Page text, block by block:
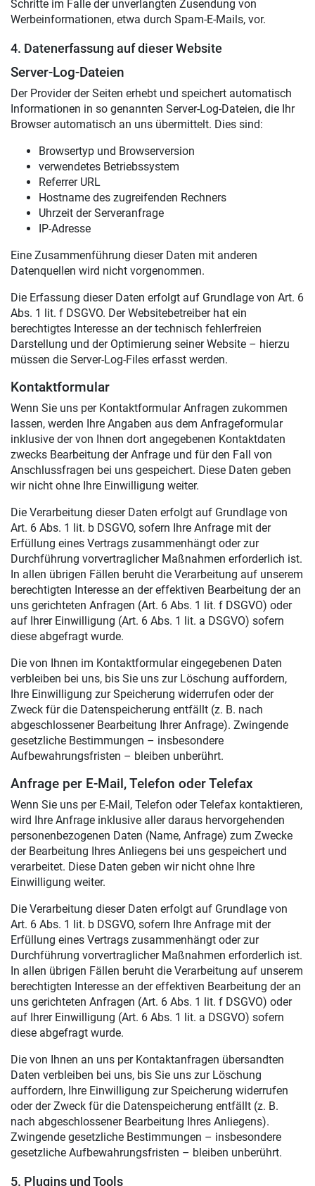
Schritte im Falle der unverlangten Zusendung von
Werbeinformationen, etwa durch Spam-E-Mails, vor.
4. Datenerfassung auf dieser Website
Server-Log-Dateien
Der Provider der Seiten erhebt und speichert automatisch
Informationen in so genannten Server-Log-Dateien, die Ihr
Browser automatisch an uns übermittelt. Dies sind:
Browsertyp und Browserversion
verwendetes Betriebssystem
Referrer URL
Hostname des zugreifenden Rechners
Uhrzeit der Serveranfrage
IP-Adresse
Eine Zusammenführung dieser Daten mit anderen
Datenquellen wird nicht vorgenommen.
Die Erfassung dieser Daten erfolgt auf Grundlage von Art. 6
Abs. 1 lit. f DSGVO. Der Websitebetreiber hat ein
berechtigtes Interesse an der technisch fehlerfreien
Darstellung und der Optimierung seiner Website – hierzu
müssen die Server-Log-Files erfasst werden.
Kontaktformular
Wenn Sie uns per Kontaktformular Anfragen zukommen
lassen, werden Ihre Angaben aus dem Anfrageformular
inklusive der von Ihnen dort angegebenen Kontaktdaten
zwecks Bearbeitung der Anfrage und für den Fall von
Anschlussfragen bei uns gespeichert. Diese Daten geben
wir nicht ohne Ihre Einwilligung weiter.
Die Verarbeitung dieser Daten erfolgt auf Grundlage von
Art. 6 Abs. 1 lit. b DSGVO, sofern Ihre Anfrage mit der
Erfüllung eines Vertrags zusammenhängt oder zur
Durchführung vorvertraglicher Maßnahmen erforderlich ist.
In allen übrigen Fällen beruht die Verarbeitung auf unserem
berechtigten Interesse an der effektiven Bearbeitung der an
uns gerichteten Anfragen (Art. 6 Abs. 1 lit. f DSGVO) oder
auf Ihrer Einwilligung (Art. 6 Abs. 1 lit. a DSGVO) sofern
diese abgefragt wurde.
Die von Ihnen im Kontaktformular eingegebenen Daten
verbleiben bei uns, bis Sie uns zur Löschung auffordern,
Ihre Einwilligung zur Speicherung widerrufen oder der
Zweck für die Datenspeicherung entfällt (z. B. nach
abgeschlossener Bearbeitung Ihrer Anfrage). Zwingende
gesetzliche Bestimmungen – insbesondere
Aufbewahrungsfristen – bleiben unberührt.
Anfrage per E-Mail, Telefon oder Telefax
Wenn Sie uns per E-Mail, Telefon oder Telefax kontaktieren,
wird Ihre Anfrage inklusive aller daraus hervorgehenden
personenbezogenen Daten (Name, Anfrage) zum Zwecke
der Bearbeitung Ihres Anliegens bei uns gespeichert und
verarbeitet. Diese Daten geben wir nicht ohne Ihre
Einwilligung weiter.
Die Verarbeitung dieser Daten erfolgt auf Grundlage von
Art. 6 Abs. 1 lit. b DSGVO, sofern Ihre Anfrage mit der
Erfüllung eines Vertrags zusammenhängt oder zur
Durchführung vorvertraglicher Maßnahmen erforderlich ist.
In allen übrigen Fällen beruht die Verarbeitung auf unserem
berechtigten Interesse an der effektiven Bearbeitung der an
uns gerichteten Anfragen (Art. 6 Abs. 1 lit. f DSGVO) oder
auf Ihrer Einwilligung (Art. 6 Abs. 1 lit. a DSGVO) sofern
diese abgefragt wurde.
Die von Ihnen an uns per Kontaktanfragen übersandten
Daten verbleiben bei uns, bis Sie uns zur Löschung
auffordern, Ihre Einwilligung zur Speicherung widerrufen
oder der Zweck für die Datenspeicherung entfällt (z. B.
nach abgeschlossener Bearbeitung Ihres Anliegens).
Zwingende gesetzliche Bestimmungen – insbesondere
gesetzliche Aufbewahrungsfristen – bleiben unberührt.
5. Plugins und Tools